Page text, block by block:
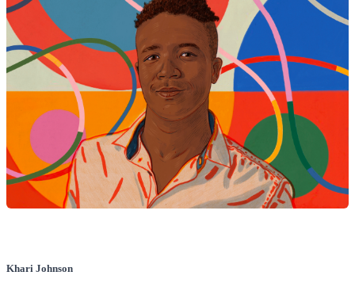
Khari Johnson